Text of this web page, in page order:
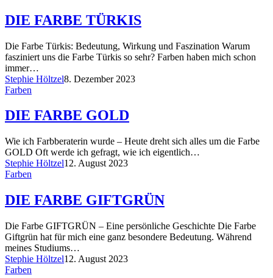
DIE FARBE TÜRKIS
Die Farbe Türkis: Bedeutung, Wirkung und Faszination Warum
fasziniert uns die Farbe Türkis so sehr? Farben haben mich schon
immer…
Stephie Höltzel8. Dezember 2023
Farben
DIE FARBE GOLD
Wie ich Farbberaterin wurde – Heute dreht sich alles um die Farbe
GOLD Oft werde ich gefragt, wie ich eigentlich…
Stephie Höltzel12. August 2023
Farben
DIE FARBE GIFTGRÜN
Die Farbe GIFTGRÜN – Eine persönliche Geschichte Die Farbe
Giftgrün hat für mich eine ganz besondere Bedeutung. Während
meines Studiums…
Stephie Höltzel12. August 2023
Farben